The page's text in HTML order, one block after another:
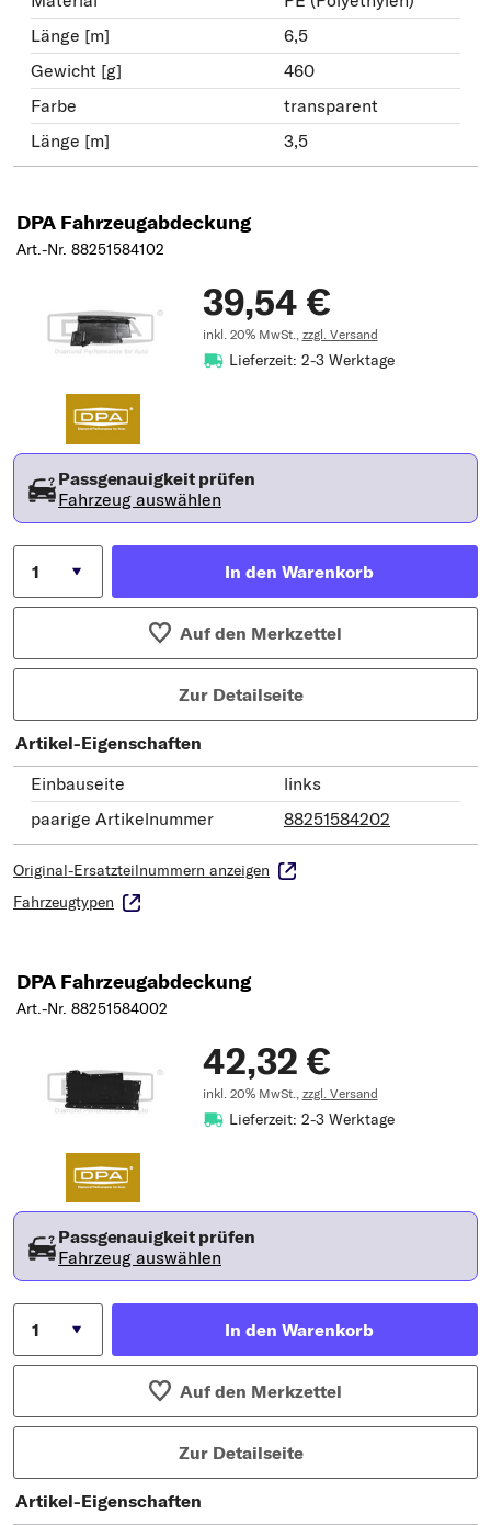
Länge [m]
6,5
Gewicht [g]
460
Farbe
transparent
Länge [m]
3,5
DPA Fahrzeugabdeckung
Art.-Nr. 88251584102
39,54 €
inkl. 20% MwSt., zzgl. Versand
Lieferzeit: 2-3 Werktage
Passgenauigkeit prüfen
Fahrzeug auswählen
In den Warenkorb
Auf den Merkzettel
Zur Detailseite
Artikel-Eigenschaften
Einbauseite
links
paarige Artikelnummer
88251584202
Original-Ersatzteilnummern anzeigen
Fahrzeugtypen
DPA Fahrzeugabdeckung
Art.-Nr. 88251584002
42,32 €
inkl. 20% MwSt., zzgl. Versand
Lieferzeit: 2-3 Werktage
Passgenauigkeit prüfen
Fahrzeug auswählen
In den Warenkorb
Auf den Merkzettel
Zur Detailseite
Artikel-Eigenschaften